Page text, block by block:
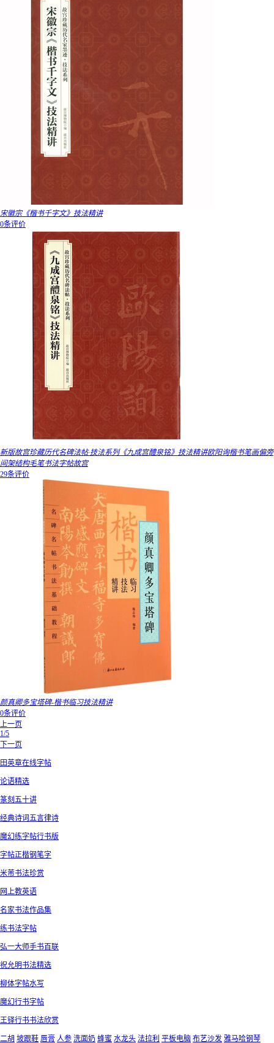
宋徽宗《楷书千字文》技法精讲
0条评价
新版故宫珍藏历代名碑法帖·技法系列《九成宫醴泉铭》技法精讲欧阳询楷书笔画偏旁
间架结构毛笔书法字帖故宫
29条评价
颜真卿多宝塔碑-楷书临习技法精讲
0条评价
上一页
1/5
下一页
田英章在线字帖
论语精选
篆刻五十讲
经典诗词五言律诗
魔幻练字帖行书版
字帖正楷钢笔字
米芾书法珍赏
网上教英语
名家书法作品集
练书法字帖
弘一大师手书百联
祝允明书法精选
柳体字帖水写
魔幻行书字帖
王铎行书书法欣赏
二胡 坡跟鞋 唇膏 人参 洗面奶 蜂蜜 水龙头 法拉利 平板电脑 布艺沙发 雅马哈钢琴